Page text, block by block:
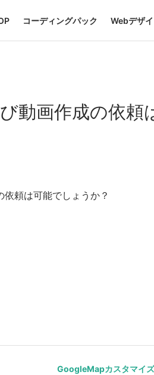
コーディングパック Webデザ
動画作成の依頼
頼は可能でしょうか？
GoogleMapカスタマイ